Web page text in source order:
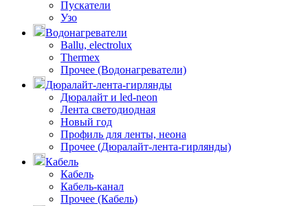
Пускатели
Узо
Водонагреватели
Ballu, electrolux
Thermex
Прочее (Водонагреватели)
Дюралайт-лента-гирлянды
Дюралайт и led-neon
Лента светодиодная
Новый год
Профиль для ленты, неона
Прочее (Дюралайт-лента-гирлянды)
Кабель
Кабель
Кабель-канал
Прочее (Кабель)